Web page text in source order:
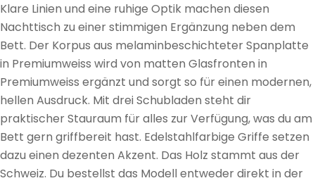
Klare Linien und eine ruhige Optik machen diesen
Nachttisch zu einer stimmigen Ergänzung neben dem
Bett. Der Korpus aus melaminbeschichteter Spanplatte
in Premiumweiss wird von matten Glasfronten in
Premiumweiss ergänzt und sorgt so für einen modernen,
hellen Ausdruck. Mit drei Schubladen steht dir
praktischer Stauraum für alles zur Verfügung, was du am
Bett gern griffbereit hast. Edelstahlfarbige Griffe setzen
dazu einen dezenten Akzent. Das Holz stammt aus der
Schweiz. Du bestellst das Modell entweder direkt in der